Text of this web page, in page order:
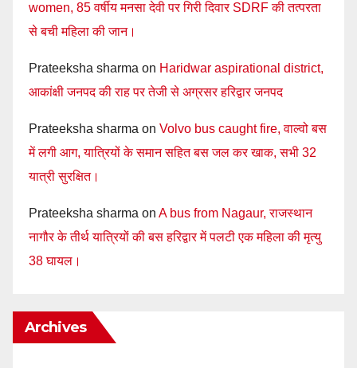
women, 85 वर्षीय मनसा देवी पर गिरी दिवार SDRF की तत्परता
से बची महिला की जान।
Prateeksha sharma on Haridwar aspirational district,
आकांक्षी जनपद की राह पर तेजी से अग्रसर हरिद्वार जनपद
Prateeksha sharma on Volvo bus caught fire, वाल्वो बस
में लगी आग, यात्रियों के समान सहित बस जल कर खाक, सभी 32
यात्री सुरक्षित।
Prateeksha sharma on A bus from Nagaur, राजस्थान
नागौर के तीर्थ यात्रियों की बस हरिद्वार में पलटी एक महिला की मृत्यु
38 घायल।
Archives